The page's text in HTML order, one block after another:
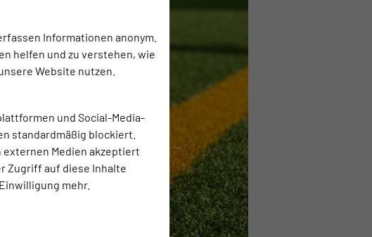
Informationen anonym.
helfen und zu verstehen, wie
Website nutzen.
und Social-Media-
standardmäßig blockiert.
externen Medien akzeptiert
Zugriff auf diese Inhalte
mehr.